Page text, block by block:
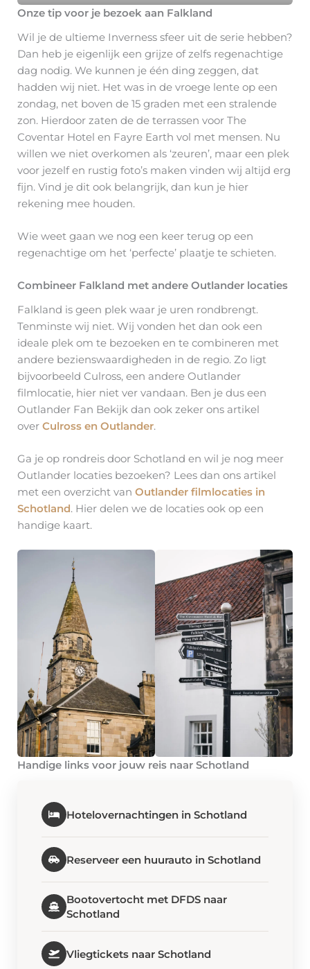
Onze tip voor je bezoek aan Falkland
Wil je de ultieme Inverness sfeer uit de serie hebben?
Dan heb je eigenlijk een grijze of zelfs regenachtige
dag nodig. We kunnen je één ding zeggen, dat
hadden wij niet. Het was in de vroege lente op een
zondag, net boven de 15 graden met een stralende
zon. Hierdoor zaten de de terrassen voor The
Coventar Hotel en Fayre Earth vol met mensen. Nu
willen we niet overkomen als ‘zeuren’, maar een plek
voor jezelf en rustig foto’s maken vinden wij altijd erg
fijn. Vind je dit ook belangrijk, dan kun je hier
rekening mee houden.
Wie weet gaan we nog een keer terug op een
regenachtige om het ‘perfecte’ plaatje te schieten.
Combineer Falkland met andere Outlander locaties
Falkland is geen plek waar je uren rondbrengt.
Tenminste wij niet. Wij vonden het dan ook een
ideale plek om te bezoeken en te combineren met
andere bezienswaardigheden in de regio. Zo ligt
bijvoorbeeld Culross, een andere Outlander
filmlocatie, hier niet ver vandaan. Ben je dus een
Outlander Fan Bekijk dan ook zeker ons artikel
over Culross en Outlander.
Ga je op rondreis door Schotland en wil je nog meer
Outlander locaties bezoeken? Lees dan ons artikel
met een overzicht van Outlander filmlocaties in
Schotland. Hier delen we de locaties ook op een
handige kaart.
Handige links voor jouw reis naar Schotland
Hotelovernachtingen in Schotland
Reserveer een huurauto in Schotland
Bootovertocht met DFDS naar
Schotland
Vliegtickets naar Schotland